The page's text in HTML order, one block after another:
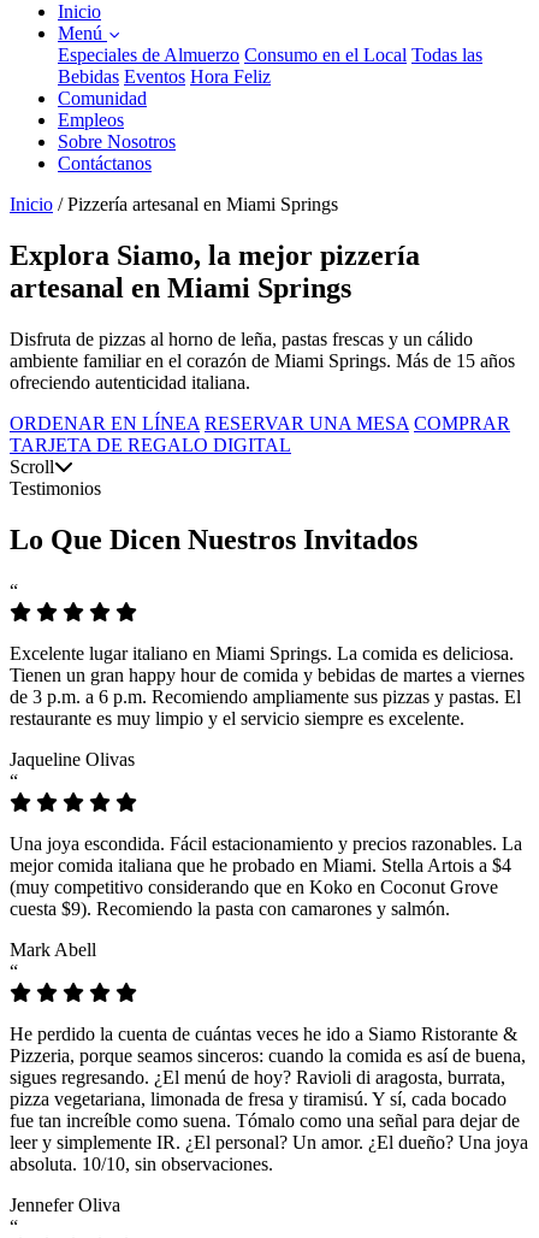
Inicio
Menú
Especiales de Almuerzo Consumo en el Local Todas las
Bebidas Eventos Hora Feliz
Comunidad
Empleos
Sobre Nosotros
Contáctanos
Inicio / Pizzería artesanal en Miami Springs
Explora Siamo, la mejor pizzería
artesanal en Miami Springs
Disfruta de pizzas al horno de leña, pastas frescas y un cálido
ambiente familiar en el corazón de Miami Springs. Más de 15 años
ofreciendo autenticidad italiana.
ORDENAR EN LÍNEA RESERVAR UNA MESA COMPRAR
TARJETA DE REGALO DIGITAL
Scroll
Testimonios
Lo Que Dicen Nuestros Invitados
“
Excelente lugar italiano en Miami Springs. La comida es deliciosa.
Tienen un gran happy hour de comida y bebidas de martes a viernes
de 3 p.m. a 6 p.m. Recomiendo ampliamente sus pizzas y pastas. El
restaurante es muy limpio y el servicio siempre es excelente.
Jaqueline Olivas
“
Una joya escondida. Fácil estacionamiento y precios razonables. La
mejor comida italiana que he probado en Miami. Stella Artois a $4
(muy competitivo considerando que en Koko en Coconut Grove
cuesta $9). Recomiendo la pasta con camarones y salmón.
Mark Abell
“
He perdido la cuenta de cuántas veces he ido a Siamo Ristorante &
Pizzeria, porque seamos sinceros: cuando la comida es así de buena,
sigues regresando. ¿El menú de hoy? Ravioli di aragosta, burrata,
pizza vegetariana, limonada de fresa y tiramisú. Y sí, cada bocado
fue tan increíble como suena. Tómalo como una señal para dejar de
leer y simplemente IR. ¿El personal? Un amor. ¿El dueño? Una joya
absoluta. 10/10, sin observaciones.
Jennefer Oliva
“